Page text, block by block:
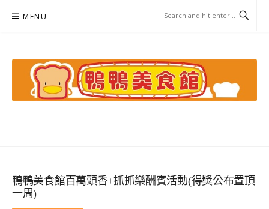
MENU
鴨鴨美食館百萬頭香+抓抓樂酬賓活動(得獎公布置頂
一周)